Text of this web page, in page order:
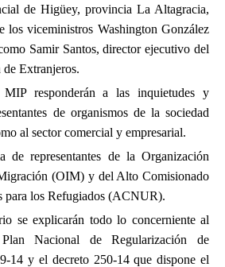
de Higüey, provincia La Altagracia,
los viceministros Washington González
Samir Santos, director ejecutivo del
Extranjeros.
responderán a las inquietudes y
de organismos de la sociedad
al sector comercial y empresarial.
de representantes de la Organización
(OIM) y del Alto Comisionado
para los Refugiados (ACNUR).
se explicarán todo lo concerniente al
Nacional de Regularización de
14 y el decreto 250-14 que dispone el